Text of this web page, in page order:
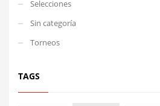
Selecciones
Sin categoría
Torneos
TAGS